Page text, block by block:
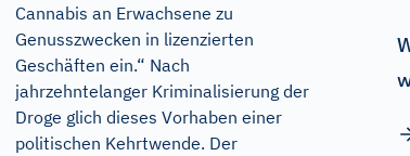
Cannabis an Erwachsene zu
Genusszwecken in lizenzierten
Geschäften ein.“ Nach
jahrzehntelanger Kriminalisierung der
Droge glich dieses Vorhaben einer
politischen Kehrtwende. Der